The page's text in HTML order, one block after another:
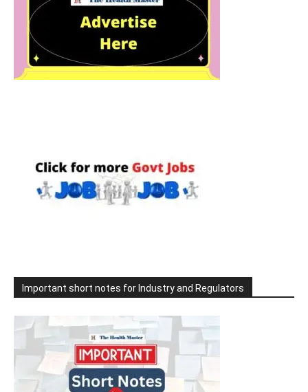
Important short notes for Industry and Regulators